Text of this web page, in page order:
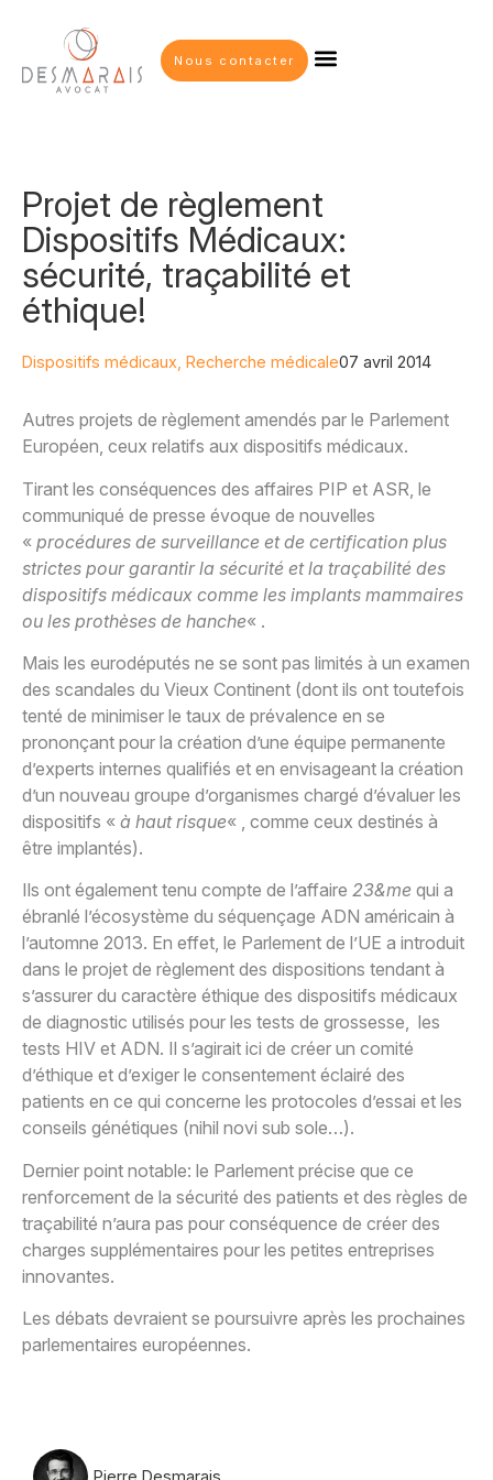
Nous contacter
Projet de règlement
Dispositifs Médicaux:
sécurité, traçabilité et
éthique!
Dispositifs médicaux Recherche médicale07 avril 2014
Autres projets de règlement amendés par le Parlement
Européen, ceux relatifs aux dispositifs médicaux.
Tirant les conséquences des affaires PIP et ASR, le
communiqué de presse évoque de nouvelles
« procédures de surveillance et de certification plus
strictes pour garantir la sécurité et la traçabilité des
dispositifs médicaux comme les implants mammaires
ou les prothèses de hanche« .
Mais les eurodéputés ne se sont pas limités à un examen
des scandales du Vieux Continent (dont ils ont toutefois
tenté de minimiser le taux de prévalence en se
prononçant pour la création d’une équipe permanente
d’experts internes qualifiés et en envisageant la création
d’un nouveau groupe d’organismes chargé d’évaluer les
dispositifs « à haut risque« , comme ceux destinés à
être implantés).
Ils ont également tenu compte de l’affaire 23&me qui a
ébranlé l’écosystème du séquençage ADN américain à
l’automne 2013. En effet, le Parlement de l’UE a introduit
dans le projet de règlement des dispositions tendant à
s’assurer du caractère éthique des dispositifs médicaux
de diagnostic utilisés pour les tests de grossesse, les
tests HIV et ADN. Il s’agirait ici de créer un comité
d’éthique et d’exiger le consentement éclairé des
patients en ce qui concerne les protocoles d’essai et les
conseils génétiques (nihil novi sub sole…).
Dernier point notable: le Parlement précise que ce
renforcement de la sécurité des patients et des règles de
traçabilité n’aura pas pour conséquence de créer des
charges supplémentaires pour les petites entreprises
innovantes.
Les débats devraient se poursuivre après les prochaines
parlementaires européennes.